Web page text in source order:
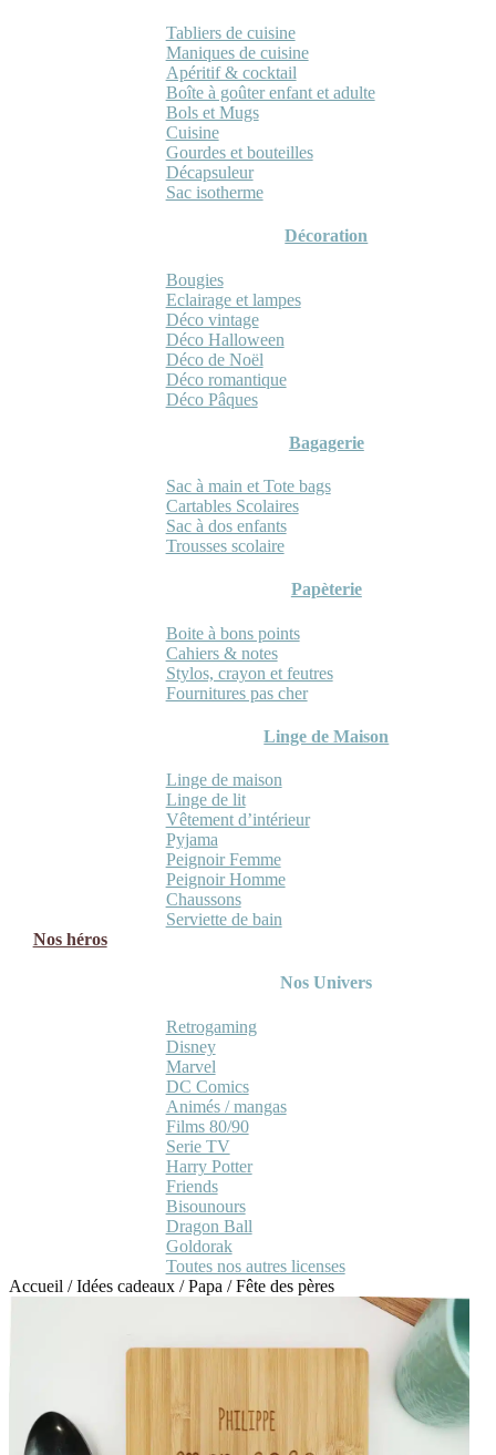
Tabliers de cuisine
Maniques de cuisine
Apéritif & cocktail
Boîte à goûter enfant et adulte
Bols et Mugs
Cuisine
Gourdes et bouteilles
Décapsuleur
Sac isotherme
Décoration
Bougies
Eclairage et lampes
Déco vintage
Déco Halloween
Déco de Noël
Déco romantique
Déco Pâques
Bagagerie
Sac à main et Tote bags
Cartables Scolaires
Sac à dos enfants
Trousses scolaire
Papèterie
Boite à bons points
Cahiers & notes
Stylos, crayon et feutres
Fournitures pas cher
Linge de Maison
Linge de maison
Linge de lit
Vêtement d’intérieur
Pyjama
Peignoir Femme
Peignoir Homme
Chaussons
Serviette de bain
Nos héros
Nos Univers
Retrogaming
Disney
Marvel
DC Comics
Animés / mangas
Films 80/90
Serie TV
Harry Potter
Friends
Bisounours
Dragon Ball
Goldorak
Toutes nos autres licenses
Accueil /Idées cadeaux /Papa /Fête des pères